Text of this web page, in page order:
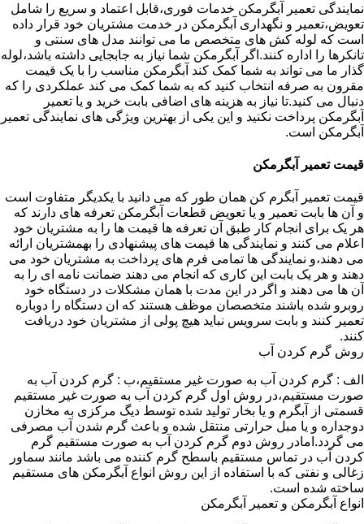
نمایندگی تعمیر آبگرمکن خدمات فوری،قابل اعتماد و سریع را شامل
تعویض،تعمیر و نگهداری آبگرمکن در خدمت مشتریان خود قرار داده
است که لوله کش های متخصص ما می توانند مدل های سنتی و
تانکرها را اداره کنند.اگر آبگرمکن شما نیاز به جابجایی داشته باشد،لوله
گذار ما می تواند به شما کمک کند آبگرمکن مناسب را با یک قیمت
مقرون به صرفه انتخاب کنید که به شما کمک می کند عملکردی را که
دنبال می کنید.تا نیاز به هزینه های اضافی بابت خرید و یا تعمیر
آبگرمکن پرداخت نکنید و این یکی از بهترین ویژگی های نمایندگی تعمیر
آبگرمکن است.
قیمت تعمیر آبگرمکن
قیمت تعمیر آبگرم کن همان طور که می دانید با یکدیگر متفاوت است
و آن ها بابت تعمیر و یا تعویض قطعات آبگرمکن تعرفه های دارند که
هر یک برای انجام کار طبق آن تعرفه ها قیمت ها را به مشتریان خود
اعلام می کنند و نمایندگی ها قیمت های پیشنهادی را بهمشتریان ارائه
می دهند،و نمایندگی ها تمامی فرم های پرداخت به مشتریان خود می
دهند و هر یک بابت این کاری که انجام می دهند ضمانت نامه ای را به
آن ها می دهند و اگر در این مدت با همان مشکلات در دستگاه خود
روبرو شده باشند متخصصان موظف هستند که ان دستگاه را دوباره
تعمیر کنند و بابت سرویس نباید هیچ پولی از مشتریان خود دریافت
کنند.
روش گرم کردن آب
الف : گرم کردن آب به صورت غیر مستقیم،ب : گرم کردن آب به
صورت مستقیم،در روش اول گرم کردن آب به صورت غیر مستقیم
قسمتی از آبگرم و یا بخار تولید شده توسط دیگ مرکزی به مخازن
دوجداره و یا مبل حرارتی منتقل شده و باعث گرم شدن آب مصرفی
می گردد.امادر روش دوم گرم کردن آب به صورت مستقیم گرم
کردن آب در تماس مستقیم باسطح گرم کننده می باشد مانند سماور
زغالی و نفتی که با استفاده از این روش انواع آبگرمکن های مستقیم
ساخته شده است.
انواع آبگرمکن و تعمیر آبگرمکن